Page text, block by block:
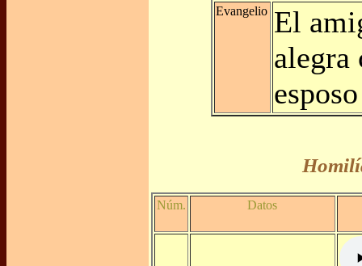
Evangelio El
alegra
Núm. Datos